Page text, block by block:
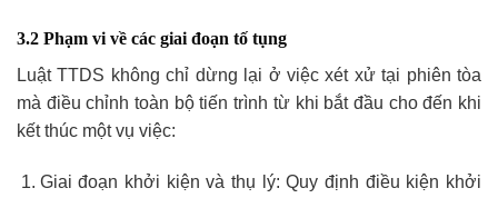
3.2 Phạm vi về các giai đoạn tố tụng
Luật TTDS không chỉ dừng lại ở việc xét xử tại phiên tòa
mà điều chỉnh toàn bộ tiến trình từ khi bắt đầu cho đến khi
kết thúc một vụ việc:
Giai đoạn khởi kiện và thụ lý: Quy định điều kiện khởi